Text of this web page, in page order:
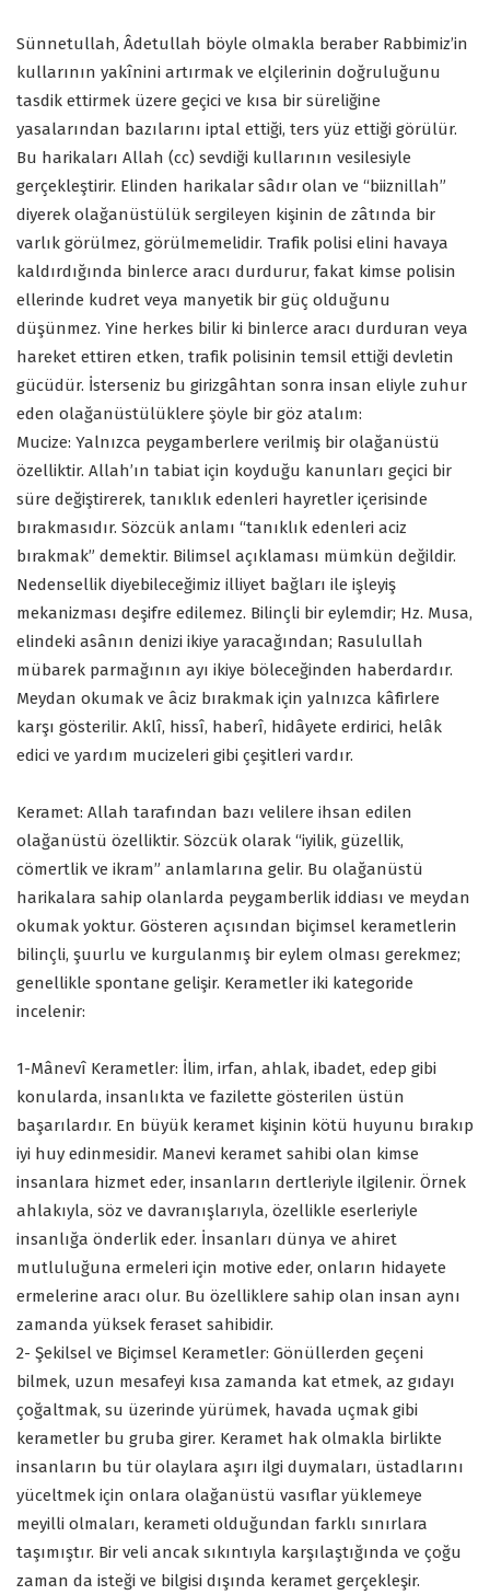
Sünnetullah, Âdetullah böyle olmakla beraber Rabbimiz’in
kullarının yakînini artırmak ve elçilerinin doğruluğunu
tasdik ettirmek üzere geçici ve kısa bir süreliğine
yasalarından bazılarını iptal ettiği, ters yüz ettiği görülür.
Bu harikaları Allah (cc) sevdiği kullarının vesilesiyle
gerçekleştirir. Elinden harikalar sâdır olan ve “biiznillah”
diyerek olağanüstülük sergileyen kişinin de zâtında bir
varlık görülmez, görülmemelidir. Trafik polisi elini havaya
kaldırdığında binlerce aracı durdurur, fakat kimse polisin
ellerinde kudret veya manyetik bir güç olduğunu
düşünmez. Yine herkes bilir ki binlerce aracı durduran veya
hareket ettiren etken, trafik polisinin temsil ettiği devletin
gücüdür. İsterseniz bu girizgâhtan sonra insan eliyle zuhur
eden olağanüstülüklere şöyle bir göz atalım:
Mucize: Yalnızca peygamberlere verilmiş bir olağanüstü
özelliktir. Allah’ın tabiat için koyduğu kanunları geçici bir
süre değiştirerek, tanıklık edenleri hayretler içerisinde
bırakmasıdır. Sözcük anlamı “tanıklık edenleri aciz
bırakmak” demektir. Bilimsel açıklaması mümkün değildir.
Nedensellik diyebileceğimiz illiyet bağları ile işleyiş
mekanizması deşifre edilemez. Bilinçli bir eylemdir; Hz. Musa,
elindeki asânın denizi ikiye yaracağından; Rasulullah
mübarek parmağının ayı ikiye böleceğinden haberdardır.
Meydan okumak ve âciz bırakmak için yalnızca kâfirlere
karşı gösterilir. Aklî, hissî, haberî, hidâyete erdirici, helâk
edici ve yardım mucizeleri gibi çeşitleri vardır.
Keramet: Allah tarafından bazı velilere ihsan edilen
olağanüstü özelliktir. Sözcük olarak “iyilik, güzellik,
cömertlik ve ikram” anlamlarına gelir. Bu olağanüstü
harikalara sahip olanlarda peygamberlik iddiası ve meydan
okumak yoktur. Gösteren açısından biçimsel kerametlerin
bilinçli, şuurlu ve kurgulanmış bir eylem olması gerekmez;
genellikle spontane gelişir. Kerametler iki kategoride
incelenir:
1-Mânevî Kerametler: İlim, irfan, ahlak, ibadet, edep gibi
konularda, insanlıkta ve fazilette gösterilen üstün
başarılardır. En büyük keramet kişinin kötü huyunu bırakıp
iyi huy edinmesidir. Manevi keramet sahibi olan kimse
insanlara hizmet eder, insanların dertleriyle ilgilenir. Örnek
ahlakıyla, söz ve davranışlarıyla, özellikle eserleriyle
insanlığa önderlik eder. İnsanları dünya ve ahiret
mutluluğuna ermeleri için motive eder, onların hidayete
ermelerine aracı olur. Bu özelliklere sahip olan insan aynı
zamanda yüksek feraset sahibidir.
2- Şekilsel ve Biçimsel Kerametler: Gönüllerden geçeni
bilmek, uzun mesafeyi kısa zamanda kat etmek, az gıdayı
çoğaltmak, su üzerinde yürümek, havada uçmak gibi
kerametler bu gruba girer. Keramet hak olmakla birlikte
insanların bu tür olaylara aşırı ilgi duymaları, üstadlarını
yüceltmek için onlara olağanüstü vasıflar yüklemeye
meyilli olmaları, kerameti olduğundan farklı sınırlara
taşımıştır. Bir veli ancak sıkıntıyla karşılaştığında ve çoğu
zaman da isteği ve bilgisi dışında keramet gerçekleşir.